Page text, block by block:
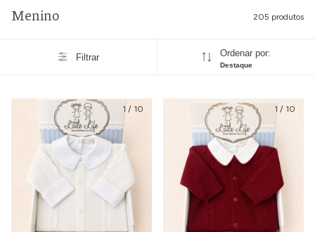
Menino 205 produtos
Filtrar Ordenar por:
Destaque
1 / 10 1 / 10